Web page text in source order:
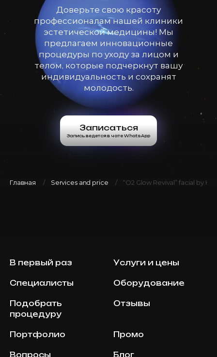
Доверьте свою красоту
профессионалам нашей клиники
эстетической медицины! Мы
предлагаем инновационные
процедуры по уходу за лицом и
телом, которые подчеркнут вашу
индивидуальность и сохранят
молодость.
Записаться
Запись ведется в чате WhatsApp
Главная Services and price “O2 Glow Revival” facial by
В первый раз Услуги и цены
Специалисты Оборудование
Подобрать
процедуру
Отзывы
Портфолио Промо
Вопросы Блог